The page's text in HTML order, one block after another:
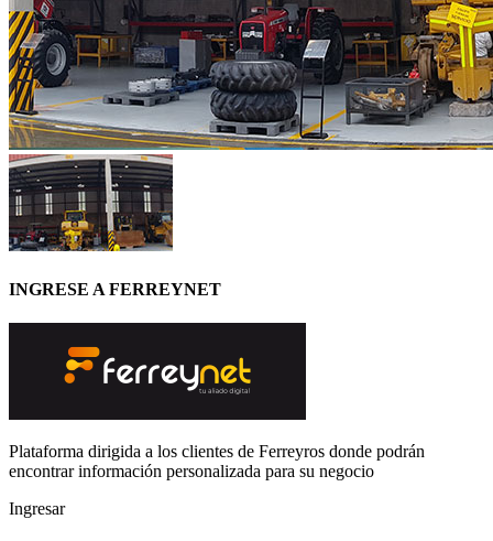
INGRESE A FERREYNET
Plataforma dirigida a los clientes de Ferreyros donde podrán
encontrar información personalizada para su negocio
Ingresar